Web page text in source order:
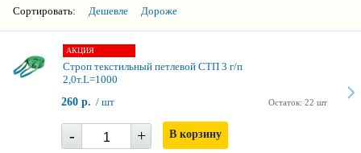
Сортировать: Дешевле Дороже
АКЦИЯ
Строп текстильный петлевой СТП 3 г/п
2,0т.L=1000
Остаток: 22 шт
260 р. / шт
- + В корзину